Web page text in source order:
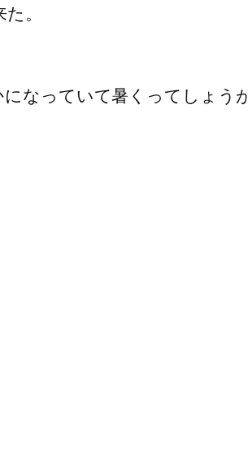
。
なっていて暑くってしょう